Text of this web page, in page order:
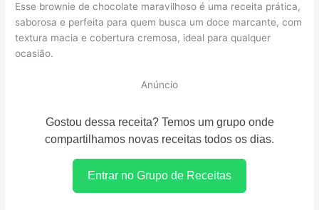
Esse brownie de chocolate maravilhoso é uma receita prática,
saborosa e perfeita para quem busca um doce marcante, com
textura macia e cobertura cremosa, ideal para qualquer
ocasião.
Anúncio
Gostou dessa receita? Temos um grupo onde
compartilhamos novas receitas todos os dias.
Entrar no Grupo de Receitas